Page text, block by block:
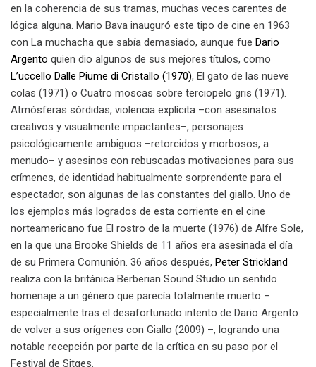
en la coherencia de sus tramas, muchas veces carentes de
lógica alguna. Mario Bava inauguró este tipo de cine en 1963
con La muchacha que sabía demasiado, aunque fue Dario
Argento quien dio algunos de sus mejores títulos, como
L’uccello Dalle Piume di Cristallo (1970), El gato de las nueve
colas (1971) o Cuatro moscas sobre terciopelo gris (1971).
Atmósferas sórdidas, violencia explícita –con asesinatos
creativos y visualmente impactantes–, personajes
psicológicamente ambiguos –retorcidos y morbosos, a
menudo– y asesinos con rebuscadas motivaciones para sus
crímenes, de identidad habitualmente sorprendente para el
espectador, son algunas de las constantes del giallo. Uno de
los ejemplos más logrados de esta corriente en el cine
norteamericano fue El rostro de la muerte (1976) de Alfre Sole,
en la que una Brooke Shields de 11 años era asesinada el día
de su Primera Comunión. 36 años después, Peter Strickland
realiza con la británica Berberian Sound Studio un sentido
homenaje a un género que parecía totalmente muerto –
especialmente tras el desafortunado intento de Dario Argento
de volver a sus orígenes con Giallo (2009) –, logrando una
notable recepción por parte de la crítica en su paso por el
Festival de Sitges.